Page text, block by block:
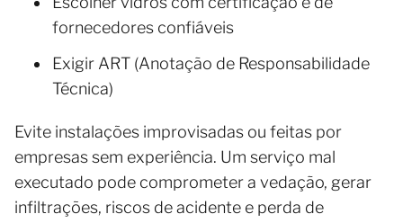
fornecedores confiáveis
Exigir ART (Anotação de Responsabilidade
Técnica)
Evite instalações improvisadas ou feitas por
empresas sem experiência. Um serviço mal
executado pode comprometer a vedação, gerar
infiltrações, riscos de acidente e perda de